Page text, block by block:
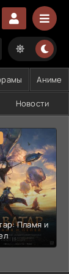
Аниме
Новости
Пламя и